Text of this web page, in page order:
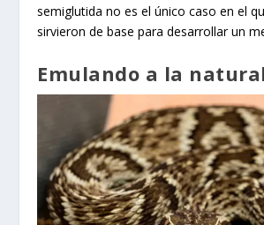
semiglutida no es el único caso en el
sirvieron de base para desarrollar un
Emulando a la